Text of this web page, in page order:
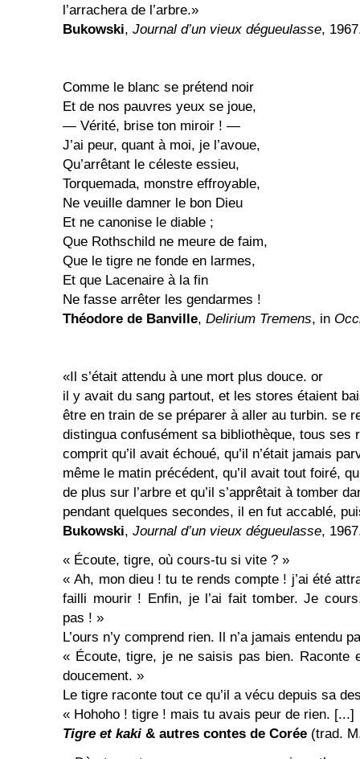
l’arrachera de l’arbre.»
Bukowski, Journal d’un vieux dégueulasse,
Comme le blanc se prétend noir
Et de nos pauvres yeux se joue,
— Vérité, brise ton miroir ! —
J’ai peur, quant à moi, je l’avoue,
Qu’arrêtant le céleste essieu,
Torquemada, monstre effroyable,
Ne veuille damner le bon Dieu
Et ne canonise le diable ;
Que Rothschild ne meure de faim,
Que le tigre ne fonde en larmes,
Et que Lacenaire à la fin
Ne fasse arrêter les gendarmes !
Théodore de Banville, Delirium Tremens, in
«Il s’était attendu à une mort plus douce. or
il y avait du sang partout, et les stores étaient
être en train de se préparer à aller au turbin. se
distingua confusément sa bibliothèque, tous ses
comprit qu’il avait échoué, qu’il n’était jamais
même le matin précédent, qu’il avait tout foiré,
de plus sur l’arbre et qu’il s’apprêtait à tomber
pendant quelques secondes, il en fut accablé,
Bukowski, Journal d’un vieux dégueulasse,
« Écoute, tigre, où cours-tu si vite ? »
« Ah, mon dieu ! tu te rends compte ! j’ai été
failli mourir ! Enfin, je l’ai fait tomber. Je
pas ! »
L’ours n’y comprend rien. Il n’a jamais entendu
« Écoute, tigre, je ne saisis pas bien. Raconte
doucement. »
Le tigre raconte tout ce qu’il a vécu depuis sa
« Hohoho ! tigre ! mais tu avais peur de rien. [...]
Tigre et kaki & autres contes de Corée (trad.